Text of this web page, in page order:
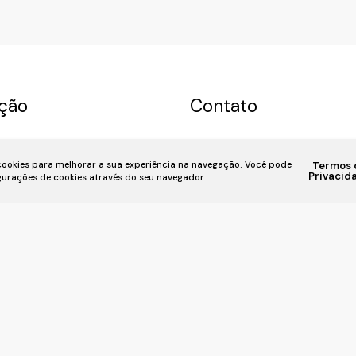
para melhorar a sua experiência na navegação. Você pode
de cookies através do seu navegador.
Termos
ImóvelFinanciamento
Contato
(11)
7939